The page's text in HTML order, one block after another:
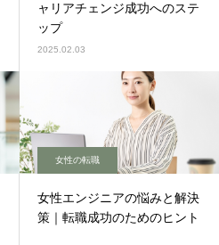
ャリアチェンジ成功へのステ
ップ
2025.02.03
女性の転職
女性エンジニアの悩みと解決
策｜転職成功のためのヒント